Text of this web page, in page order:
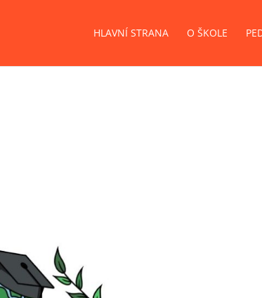
HLAVNÍ STRANA O ŠKOLE